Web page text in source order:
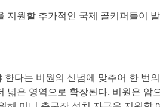
지원할 추가적인 국제 골키퍼들이
한다는 비원의 신념에 맞추어 한 번
넓은 영역으로 확장된다. 비원은